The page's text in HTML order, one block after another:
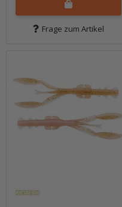
Frage zum Artikel